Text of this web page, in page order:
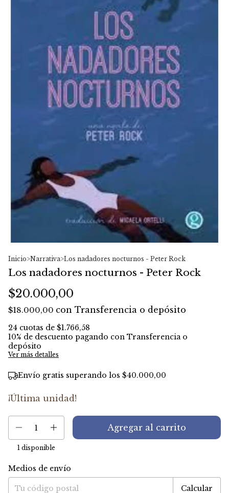
Inicio>Narrativa>Los nadadores nocturnos - Peter Rock
Los nadadores nocturnos - Peter Rock
$20.000,00
$18.000,00 con Transferencia o depósito
24 cuotas de $1.766,58
10% de descuento pagando con Transferencia o
depósito
Ver más detalles
Envío gratis superando los $40.000,00
¡Última unidad!
1 disponible
Entregas para el CP:
Medios de envío
Calcular